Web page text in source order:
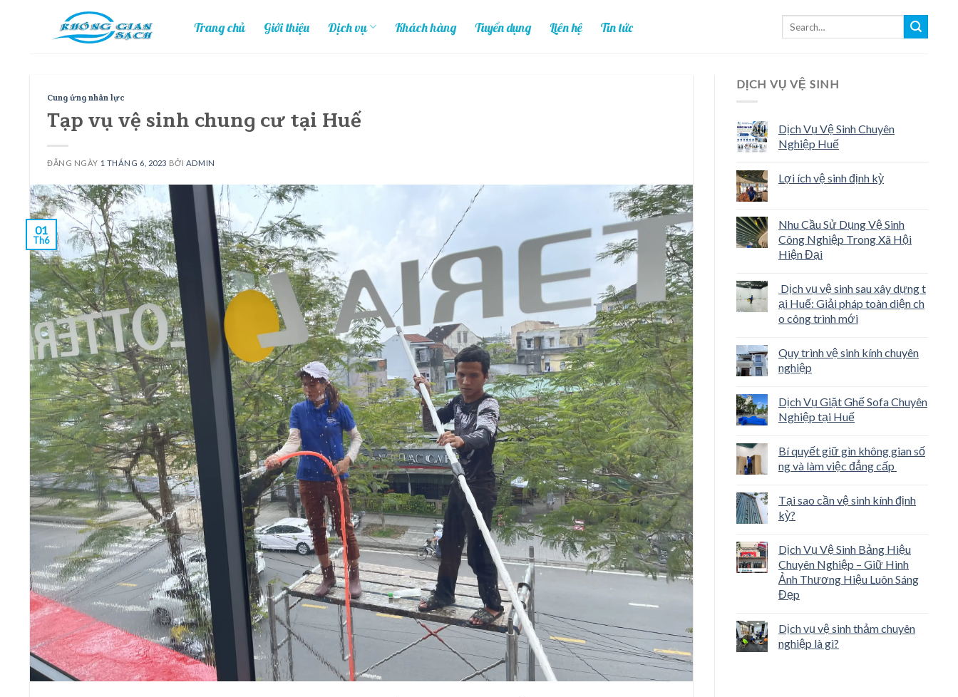
Trang chủ Giới thiệu Dịch vụ Khách hàng Tuyển dụng Liên hệ Tin tức
Cung ứng nhân lực
Tạp vụ vệ sinh chung cư tại Huế
ĐĂNG NGÀY 1 THÁNG 6, 2023 BỞI ADMIN
01
Th6
DỊCH VỤ VỆ SINH
Dịch Vụ Vệ Sinh Chuyên
Nghiệp Huế
Lợi ích vệ sinh định kỳ
Nhu Cầu Sử Dụng Vệ Sinh
Công Nghiệp Trong Xã Hội
Hiện Đại
Dịch vụ vệ sinh sau xây dựng t
ại Huế: Giải pháp toàn diện ch
o công trình mới
Quy trình vệ sinh kính chuyên
nghiệp
Dịch Vụ Giặt Ghế Sofa Chuyên
Nghiệp tại Huế
Bí quyết giữ gìn không gian số
ng và làm việc đẳng cấp
Tại sao cần vệ sinh kính định
kỳ?
Dịch Vụ Vệ Sinh Bảng Hiệu
Chuyên Nghiệp – Giữ Hình
Ảnh Thương Hiệu Luôn Sáng
Đẹp
Dịch vụ vệ sinh thảm chuyên
nghiệp là gì?